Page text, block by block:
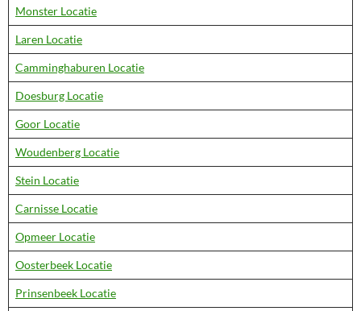
Monster Locatie
Laren Locatie
Camminghaburen Locatie
Doesburg Locatie
Goor Locatie
Woudenberg Locatie
Stein Locatie
Carnisse Locatie
Opmeer Locatie
Oosterbeek Locatie
Prinsenbeek Locatie